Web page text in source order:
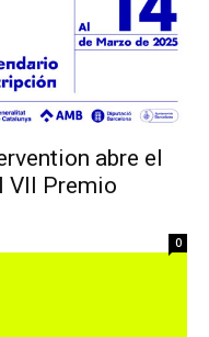
abre el
VII Premio
0